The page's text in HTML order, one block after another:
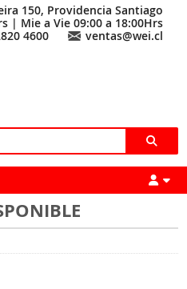
150, Providencia Santiago
| Mie a Vie 09:00 a 18:00Hrs
4600
ventas@wei.cl